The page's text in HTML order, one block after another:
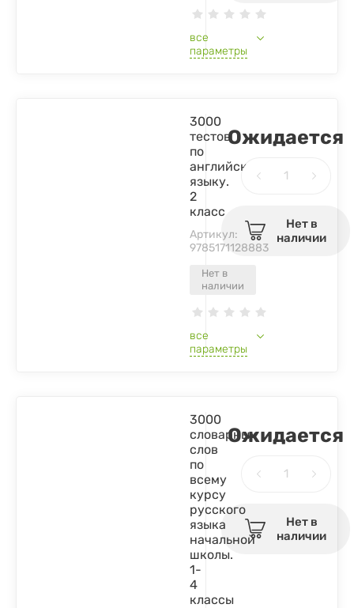
все
параметры
Нет в
наличии
3000
тестов
по
английскому
языку.
2
класс
Артикул:
9785171128883
все
параметры
Ожидается
Нет в
наличии
3000
словарных
слов
по
всему
курсу
русского
языка
начальной
школы.
1-
4
классы
Ожидается
Нет в
наличии